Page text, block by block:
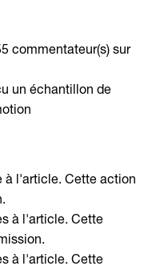
commentateur(s) sur
un échantillon de
à l'article. Cette action
à l'article. Cette
à l'article. Cette